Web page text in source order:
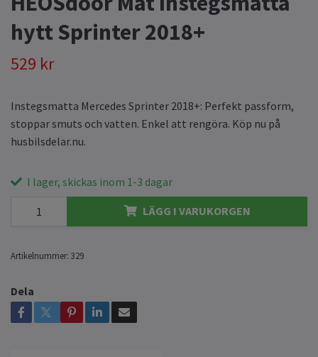
hytt Sprinter 2018+
529 kr
Instegsmatta Mercedes Sprinter 2018+: Perfekt passform,
stoppar smuts och vatten. Enkel att rengöra. Köp nu på
husbilsdelar.nu.
I lager, skickas inom 1-3 dagar
LÄGG I VARUKORGEN
Artikelnummer: 329
Dela